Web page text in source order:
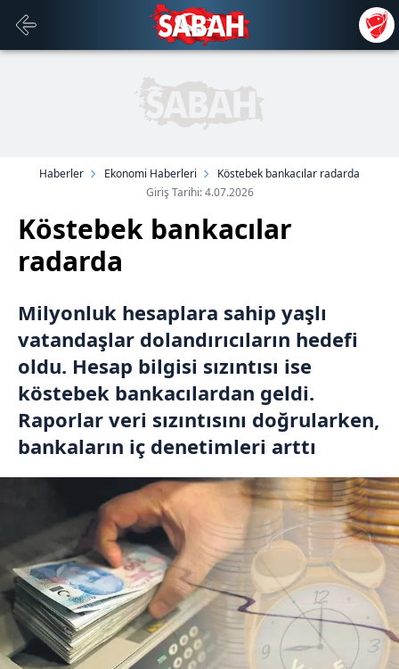
Haberler Ekonomi Haberleri
Köstebek bankacılar radarda
Giriş Tarihi: 4.07.2026
Köstebek bankacılar
radarda
Milyonluk hesaplara sahip yaşlı
vatandaşlar dolandırıcıların hedefi
oldu. Hesap bilgisi sızıntısı ise
köstebek bankacılardan geldi.
Raporlar veri sızıntısını doğrularken,
bankaların iç denetimleri arttı